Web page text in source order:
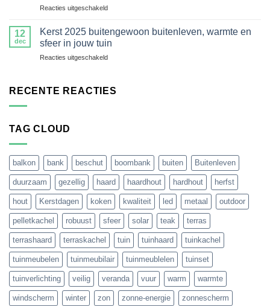
blijft
buiten
genieten
2026!
Reacties uitgeschakeldvoor
jaar,
nieuwe
kansen,
nieuw
2026!
12
dec
Kerst 2025 buitengewoon buitenleven, warmte en
sfeer in jouw tuin
Reacties uitgeschakeldvoor
buitengewoon
tuin
RECENTE REACTIES
TAG CLOUD
balkon bank beschut boombank buiten Buitenleven
duurzaam gezellig haard haardhout hardhout herfst
hout Kerstdagen koken kwaliteit led metaal outdoor
pelletkachel robuust sfeer solar teak terras
terrashaard terraskachel tuin tuinhaard tuinkachel
tuinmeubelen tuinmeubilair tuinmeublelen tuinset
tuinverlichting veilig veranda vuur warm warmte
windscherm winter zon zonne-energie zonnescherm